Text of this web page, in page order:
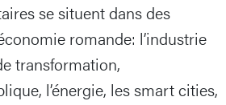
se situent dans des
romande: l’industrie
transformation,
l’énergie, les smart cities,